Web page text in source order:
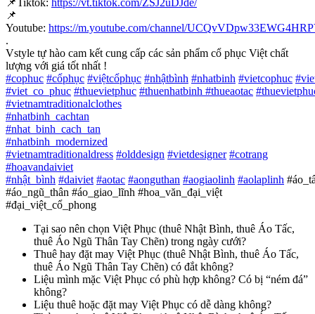
📌
Youtube: https://m.youtube.com/channel/
.
Vstyle tự hào cam kết cung cấp các sản phẩm cổ phục Việt chất
lượng với giá tốt nhất !
#cophuc #cổphục #việtcổphục #nhậtbình #nhatbinh #vietcophuc #
#viet_co_phuc #thuevietphuc #thuenhatbinh #thueaotac #
#vietnamtraditionalclothes
#nhatbinh_cachtan
#nhat_binh_cach_tan
#nhatbinh_modernized
#vietnamtraditionaldress #olddesign #vietdesigner #cotrang
#hoavandaiviet
#nhật_bình #daiviet #aotac #aonguthan #aogiaolinh #aolaplinh
#áo_ngũ_thân #áo_giao_lĩnh #hoa_văn_đại_việt
#đại_việt_cổ_phong
Tại sao nên chọn Việt Phục (thuê Nhật Bình, thuê Áo Tấc,
thuê Áo Ngũ Thân Tay Chẽn) trong ngày cưới?
Thuê hay đặt may Việt Phục (thuê Nhật Bình, thuê Áo Tấc,
thuê Áo Ngũ Thân Tay Chẽn) có đắt không?
Liệu mình mặc Việt Phục có phù hợp không? Có bị “ném đá”
không?
Liệu thuê hoặc đặt may Việt Phục có dễ dàng không?